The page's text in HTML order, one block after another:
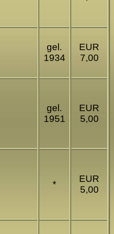
gel.
1934
EUR
7,00
gel.
1951
EUR
5,00
*
EUR
5,00